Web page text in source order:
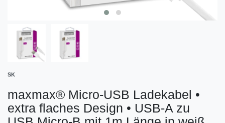
SK
maxmax® Micro-USB Ladekabel •
extra flaches Design • USB-A zu